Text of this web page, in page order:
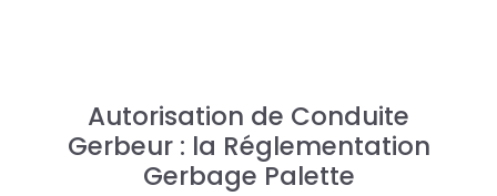
Autorisation de Conduite
Gerbeur : la Réglementation
Gerbage Palette